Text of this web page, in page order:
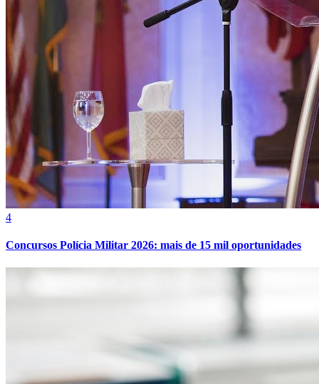
Athletico-PR
4
Concursos Polícia Militar 2026: mais de 15 mil oportunidades